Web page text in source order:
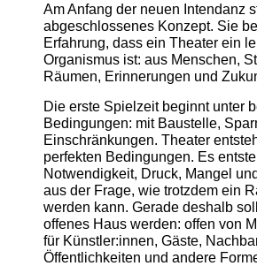
Am Anfang der neuen Intendanz
abgeschlossenes Konzept. Sie
Erfahrung, dass ein Theater ein
Organismus ist: aus Menschen,
Räumen, Erinnerungen und
Die erste Spielzeit beginnt unter
Bedingungen: mit Baustelle,
Einschränkungen. Theater
perfekten Bedingungen. Es
Notwendigkeit, Druck, Mangel
aus der Frage, wie trotzdem ein
werden kann. Gerade deshalb
offenes Haus werden: offen von
für Künstler:innen, Gäste,
Öffentlichkeiten und andere